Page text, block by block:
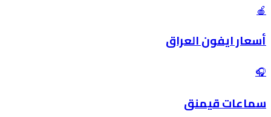
🍎
أسعار ايفون العراق
🎧
سماعات قيمنق